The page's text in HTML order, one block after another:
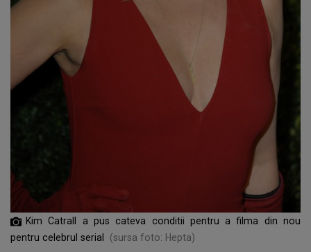
Kim Catrall a pus cateva conditii pentru a filma din nou
pentru celebrul serial
(sursa foto: Hepta)